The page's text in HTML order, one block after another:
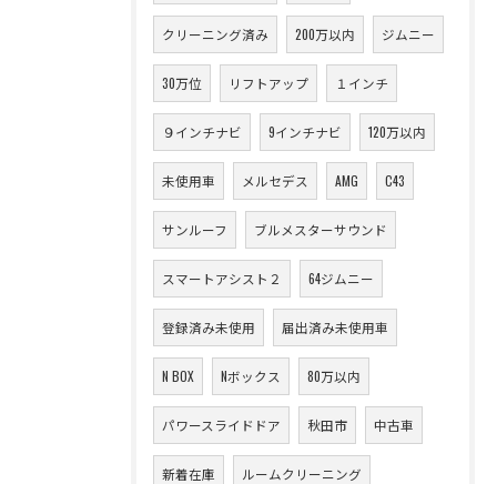
クリーニング済み 200万以内 ジムニー
30万位 リフトアップ １インチ
９インチナビ 9インチナビ 120万以内
未使用車 メルセデス AMG C43
サンルーフ ブルメスターサウンド
スマートアシスト２ 64ジムニー
登録済み未使用 届出済み未使用車
N BOX Nボックス 80万以内
パワースライドドア 秋田市 中古車
新着在庫 ルームクリーニング